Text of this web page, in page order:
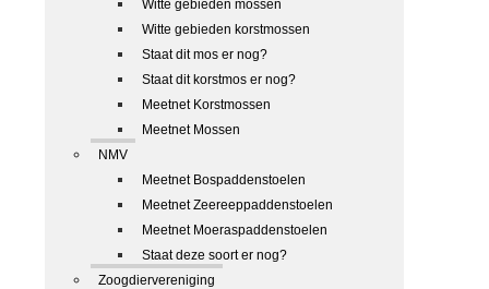
Witte gebieden mossen
Witte gebieden korstmossen
Staat dit mos er nog?
Staat dit korstmos er nog?
Meetnet Korstmossen
Meetnet Mossen
NMV
Meetnet Bospaddenstoelen
Meetnet Zeereeppaddenstoelen
Meetnet Moeraspaddenstoelen
Staat deze soort er nog?
Zoogdiervereniging